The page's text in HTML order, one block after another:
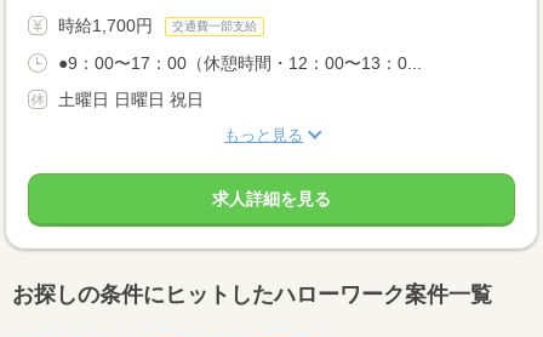
時給1,700円 交通費一部支給
●9：00〜17：00（休憩時間・12：00〜13：0...
土曜日 日曜日 祝日
もっと見る
求人詳細を見る
お探しの条件にヒットしたハローワーク案件一覧